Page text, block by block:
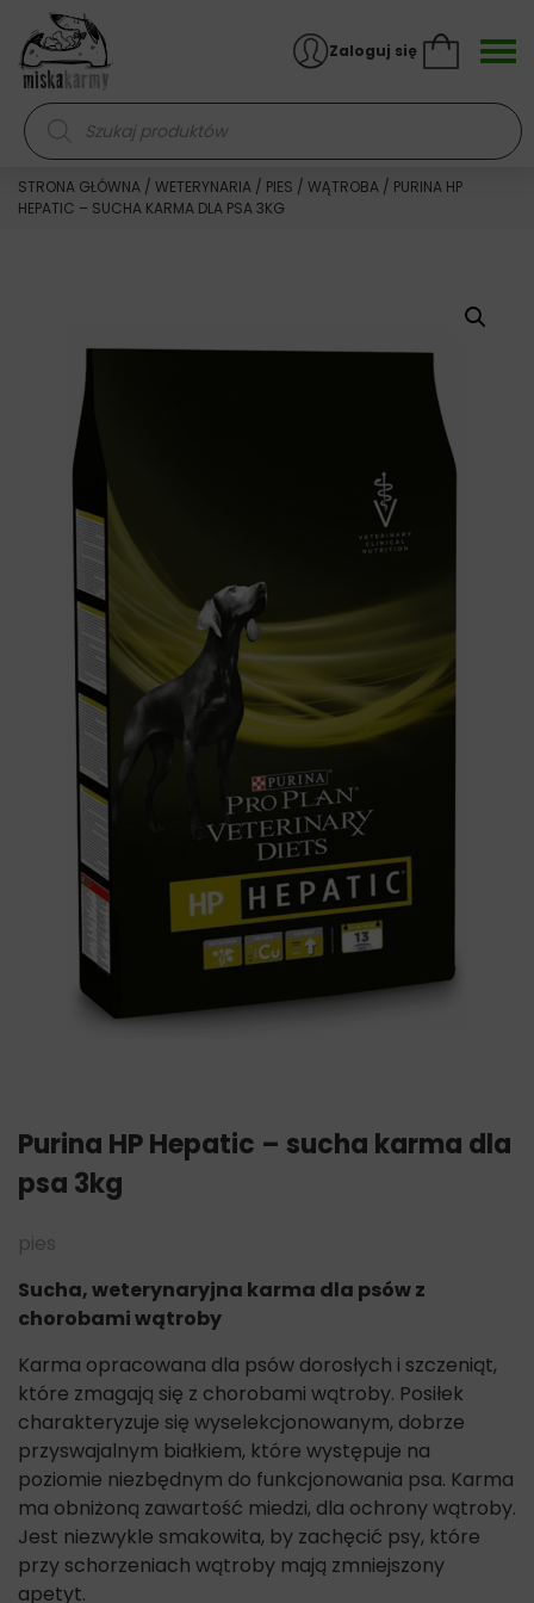
Skocz do treści
Wyszukiwarka produktów
Zaloguj się
STRONA GŁÓWNA / WETERYNARIA / PIES / WĄTROBA / PURINA HP
HEPATIC – SUCHA KARMA DLA PSA 3KG
Purina HP Hepatic – sucha karma dla
psa 3kg
pies
Sucha, weterynaryjna karma dla psów z
chorobami wątroby
Karma opracowana dla psów dorosłych i szczeniąt,
które zmagają się z chorobami wątroby. Posiłek
charakteryzuje się wyselekcjonowanym, dobrze
przyswajalnym białkiem, które występuje na
poziomie niezbędnym do funkcjonowania psa. Karma
ma obniżoną zawartość miedzi, dla ochrony wątroby.
Jest niezwykle smakowita, by zachęcić psy, które
przy schorzeniach wątroby mają zmniejszony
apetyt.